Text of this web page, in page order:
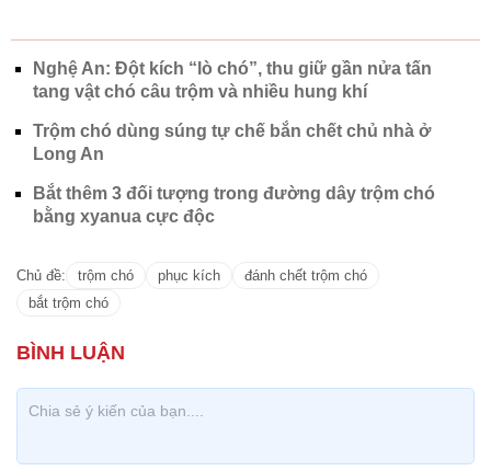
Nghệ An: Đột kích “lò chó”, thu giữ gần nửa tấn
tang vật chó câu trộm và nhiều hung khí
Trộm chó dùng súng tự chế bắn chết chủ nhà ở
Long An
Bắt thêm 3 đối tượng trong đường dây trộm chó
bằng xyanua cực độc
Chủ đề: trộm chó phục kích
đánh chết trộm chó
bắt trộm chó